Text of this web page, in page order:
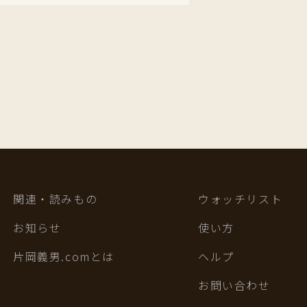
関連・読みもの
お知らせ
片岡義男.comとは
ウォッチリスト
使い方
ヘルプ
お問い合わせ